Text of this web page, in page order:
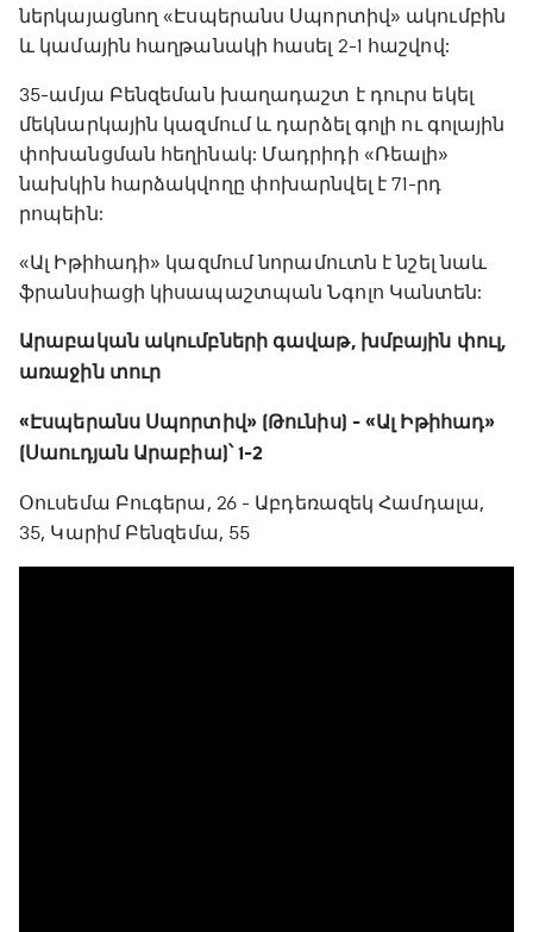
ներկայացնող «Էսպերանս Սպորտիվ» ակումբին
և կամային հաղթանակի հասել 2-1 հաշվով:
35-ամյա Բենզեման խաղադաշտ է դուրս եկել
մեկնարկային կազմում և դարձել գոլի ու գոլային
փոխանցման հեղինակ: Մադրիդի «Ռեալի»
նախկին հարձակվողը փոխարնվել է 71-րդ
րոպեին:
«Ալ Իթիհադի» կազմում նորամուտն է նշել նաև
ֆրանսիացի կիսապաշտպան Նգոլո Կանտեն:
Արաբական ակումբների գավաթ, խմբային փուլ,
առաջին տուր
«Էսպերանս Սպորտիվ» (Թունիս) - «Ալ Իթիհադ»
(Սաուդյան Արաբիա)՝ 1-2
Օուսեմա Բուգերա, 26 - Աբդեռազեկ Համդալա,
35, Կարիմ Բենզեմա, 55